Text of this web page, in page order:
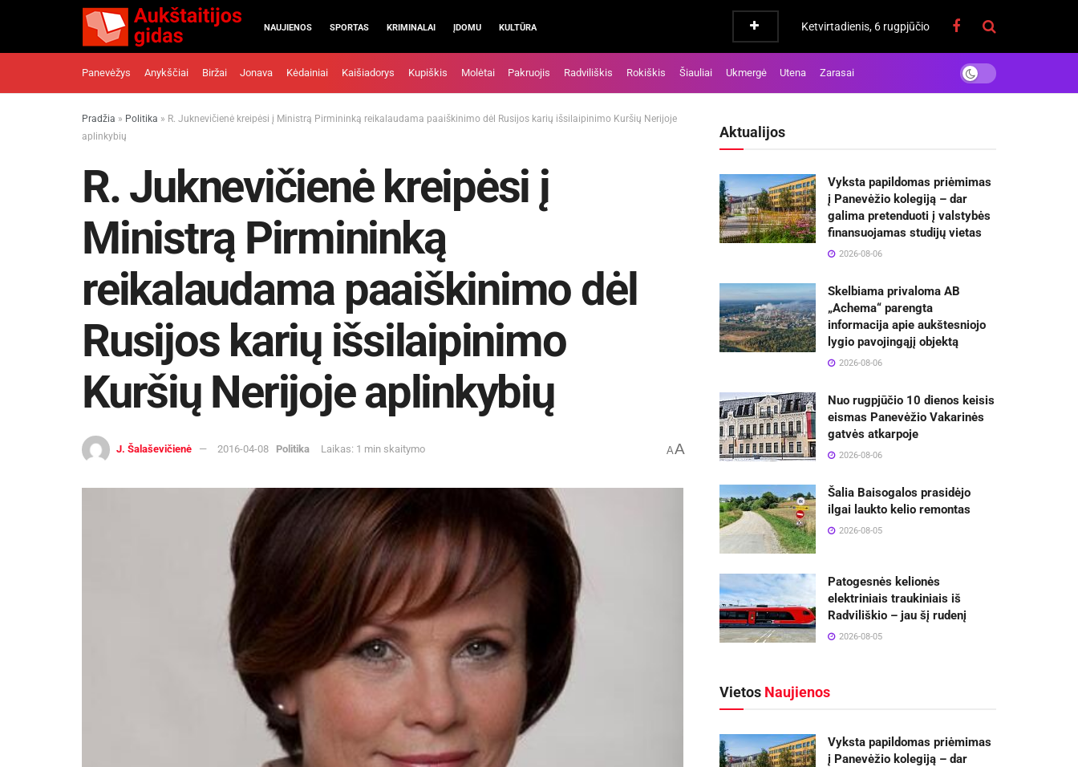
NAUJIENOS SPORTAS KRIMINALAI ĮDOMU KULTŪRA Ketvirtadienis, 6 rugpjūčio
Panevėžys Anykščiai Biržai Jonava Kėdainiai Kaišiadorys Kupiškis Molėtai Pakruojis Radviliškis Rokiškis Šiauliai Ukmergė Utena Zarasai
Pradžia » Politika » R. Juknevičienė kreipėsi į Ministrą Pirmininką reikalaudama paaiškinimo dėl Rusijos karių išsilaipinimo Kuršių Nerijoje
aplinkybių
R. Juknevičienė kreipėsi į
Ministrą Pirmininką
reikalaudama paaiškinimo dėl
Rusijos karių išsilaipinimo
Kuršių Nerijoje aplinkybių
J. Šalaševičienė 2016-04-08 Politika Laikas: 1 min skaitymo AA
Aktualijos
Vyksta papildomas priėmimas
į Panevėžio kolegiją – dar
galima pretenduoti į valstybės
finansuojamas studijų vietas
2026-08-06
Skelbiama privaloma AB
„Achema“ parengta
informacija apie aukštesniojo
lygio pavojingąjį objektą
2026-08-06
Nuo rugpjūčio 10 dienos keisis
eismas Panevėžio Vakarinės
gatvės atkarpoje
2026-08-06
Šalia Baisogalos prasidėjo
ilgai laukto kelio remontas
2026-08-05
Patogesnės kelionės
elektriniais traukiniais iš
Radviliškio – jau šį rudenį
2026-08-05
Vietos Naujienos
Vyksta papildomas priėmimas
į Panevėžio kolegiją – dar